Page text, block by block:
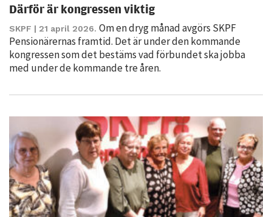
Därför är kongressen viktig
SKPF | 21 april 2026. Om en dryg månad avgörs SKPF
Pensionärernas framtid. Det är under den kommande
kongressen som det bestäms vad förbundet ska jobba
med under de kommande tre åren.
Nödvändiga
Dessa kakor
går inte att
välja bort. De